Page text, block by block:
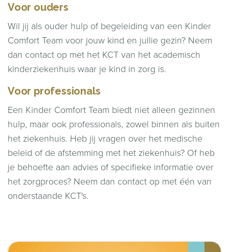
Voor ouders
Wil jij als ouder hulp of begeleiding van een Kinder
Comfort Team voor jouw kind en jullie gezin? Neem
dan contact op met het KCT van het academisch
kinderziekenhuis waar je kind in zorg is.
Voor professionals
Een Kinder Comfort Team biedt niet alleen gezinnen
hulp, maar ook professionals, zowel binnen als buiten
het ziekenhuis. Heb jij vragen over het medische
beleid of de afstemming met het ziekenhuis? Of heb
je behoefte aan advies of specifieke informatie over
het zorgproces? Neem dan contact op met één van
onderstaande KCT's.